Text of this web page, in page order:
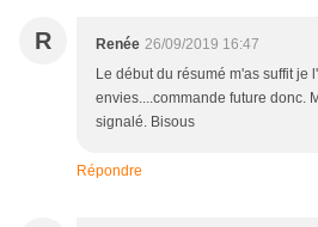
R Renée 26/09/2019 16:47
Le début du résumé m'as suffit je
envies....commande future donc.
signalé. Bisous
Répondre